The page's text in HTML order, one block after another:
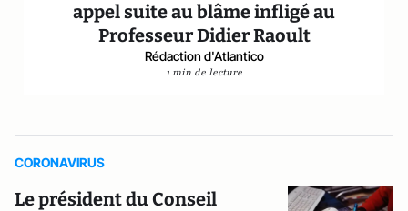
appel suite au blâme infligé au
Professeur Didier Raoult
Rédaction d'Atlantico
1 min de lecture
CORONAVIRUS
Le président du Conseil